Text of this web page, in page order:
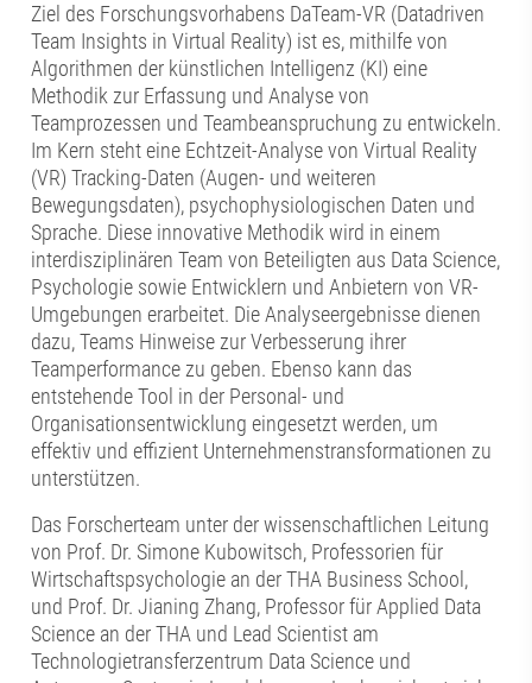
Ziel des Forschungsvorhabens DaTeam-VR (Datadriven
Team Insights in Virtual Reality) ist es, mithilfe von
Algorithmen der künstlichen Intelligenz (KI) eine
Methodik zur Erfassung und Analyse von
Teamprozessen und Teambeanspruchung zu entwickeln.
Im Kern steht eine Echtzeit-Analyse von Virtual Reality
(VR) Tracking-Daten (Augen- und weiteren
Bewegungsdaten), psychophysiologischen Daten und
Sprache. Diese innovative Methodik wird in einem
interdisziplinären Team von Beteiligten aus Data Science,
Psychologie sowie Entwicklern und Anbietern von VR-
Umgebungen erarbeitet. Die Analyseergebnisse dienen
dazu, Teams Hinweise zur Verbesserung ihrer
Teamperformance zu geben. Ebenso kann das
entstehende Tool in der Personal- und
Organisationsentwicklung eingesetzt werden, um
effektiv und effizient Unternehmenstransformationen zu
unterstützen.
Das Forscherteam unter der wissenschaftlichen Leitung
von Prof. Dr. Simone Kubowitsch, Professorien für
Wirtschaftspsychologie an der THA Business School,
und Prof. Dr. Jianing Zhang, Professor für Applied Data
Science an der THA und Lead Scientist am
Technologietransferzentrum Data Science und